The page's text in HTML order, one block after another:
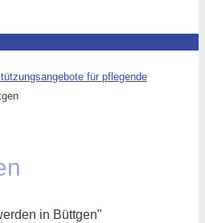
für pflegende
in Büttgen"